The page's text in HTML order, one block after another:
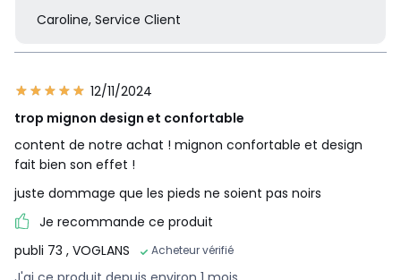
Caroline, Service Client
12/11/2024
trop mignon design et confortable
content de notre achat ! mignon confortable et design
fait bien son effet !
juste dommage que les pieds ne soient pas noirs
Je recommande ce produit
publi 73 , VOGLANS Acheteur vérifié